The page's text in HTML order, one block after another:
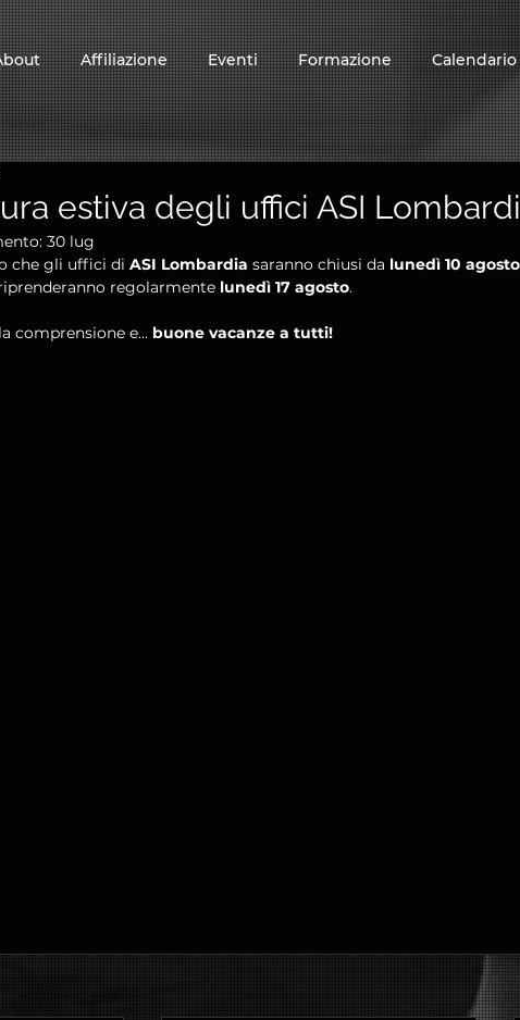
Affiliazione Eventi Formazione Calendario
estiva degli uffici ASI
30 lug
che gli uffici di ASI Lombardia saranno chiusi da lunedì 10 agosto
regolarmente lunedì 17 agosto.
comprensione e... buone vacanze a tutti!